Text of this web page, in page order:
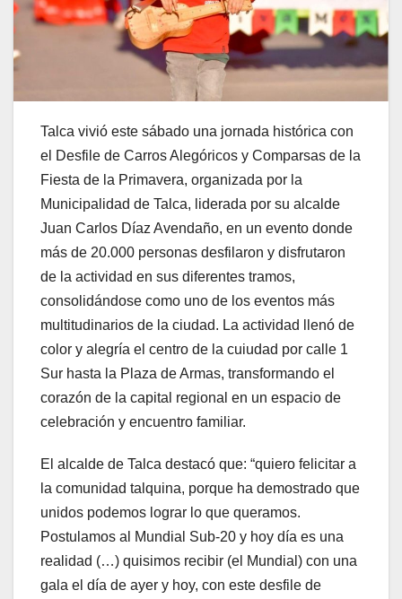
Talca vivió este sábado una jornada histórica con
el Desfile de Carros Alegóricos y Comparsas de la
Fiesta de la Primavera, organizada por la
Municipalidad de Talca, liderada por su alcalde
Juan Carlos Díaz Avendaño, en un evento donde
más de 20.000 personas desfilaron y disfrutaron
de la actividad en sus diferentes tramos,
consolidándose como uno de los eventos más
multitudinarios de la ciudad. La actividad llenó de
color y alegría el centro de la cuiudad por calle 1
Sur hasta la Plaza de Armas, transformando el
corazón de la capital regional en un espacio de
celebración y encuentro familiar.
El alcalde de Talca destacó que: “quiero felicitar a
la comunidad talquina, porque ha demostrado que
unidos podemos lograr lo que queramos.
Postulamos al Mundial Sub-20 y hoy día es una
realidad (…) quisimos recibir (el Mundial) con una
gala el día de ayer y hoy, con este desfile de